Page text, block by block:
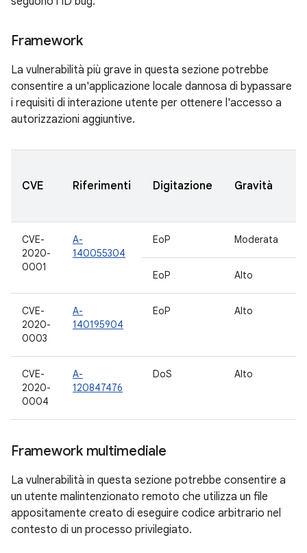
Framework
La vulnerabilità più grave in questa sezione potrebbe
consentire a un'applicazione locale dannosa di bypassare
i requisiti di interazione utente per ottenere l'accesso a
autorizzazioni aggiuntive.
CVE Riferimenti Digitazione Gravità
CVE-
2020-
0001
A-
140055304
EoP Moderata
EoP Alto
CVE-
2020-
0003
A-
140195904
EoP Alto
CVE-
2020-
0004
A-
120847476
DoS Alto
Framework multimediale
La vulnerabilità in questa sezione potrebbe consentire a
un utente malintenzionato remoto che utilizza un file
appositamente creato di eseguire codice arbitrario nel
contesto di un processo privilegiato.